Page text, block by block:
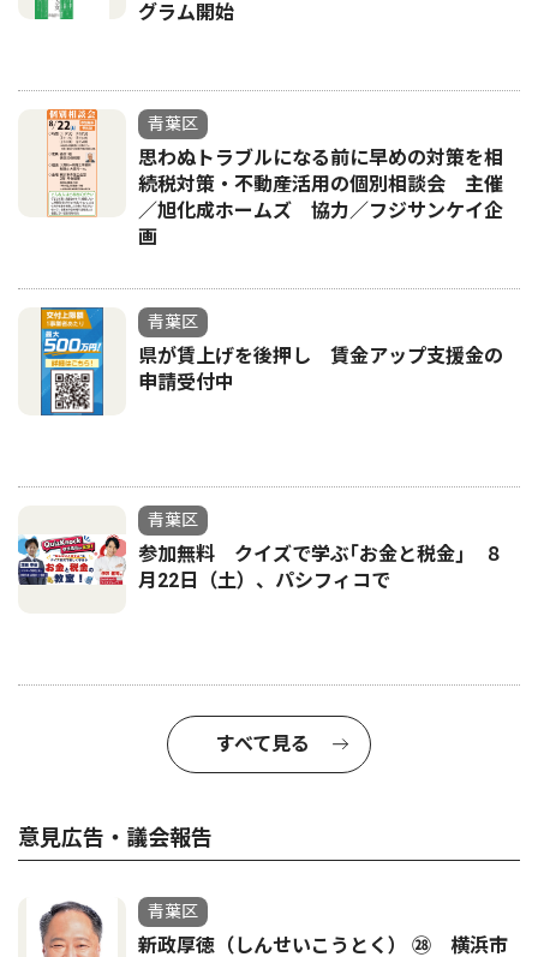
グラム開始
青葉区
思わぬトラブルになる前に早めの対策を相
続税対策・不動産活用の個別相談会 主催
／旭化成ホームズ 協力／フジサンケイ企
画
青葉区
県が賃上げを後押し 賃金アップ支援金の
申請受付中
青葉区
参加無料 クイズで学ぶ｢お金と税金｣ ８
月22日（土）、パシフィコで
すべて見る
意見広告・議会報告
青葉区
新政厚徳（しんせいこうとく） ㉘ 横浜市